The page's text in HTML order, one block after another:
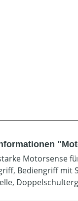
Motorsense
Bediengriff mit